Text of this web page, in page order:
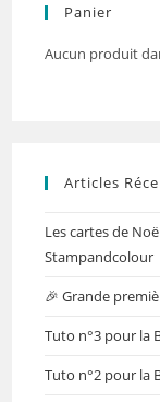
Panier
Aucun produit
Articles
Les cartes de
Stampandcolour
🎉 Grande
Tuto n°3 pour la
Tuto n°2 pour la